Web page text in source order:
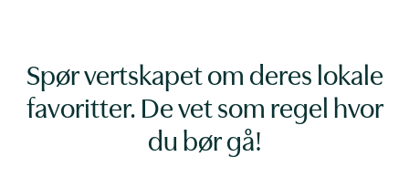
Spør vertskapet om deres lokale
favoritter. De vet som regel hvor
du bør gå!